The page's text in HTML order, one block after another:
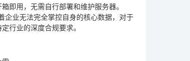
即用，无需自行部署和维护服务器。
企业无法完全掌控自身的核心数据，对于
行业的深度合规要求。